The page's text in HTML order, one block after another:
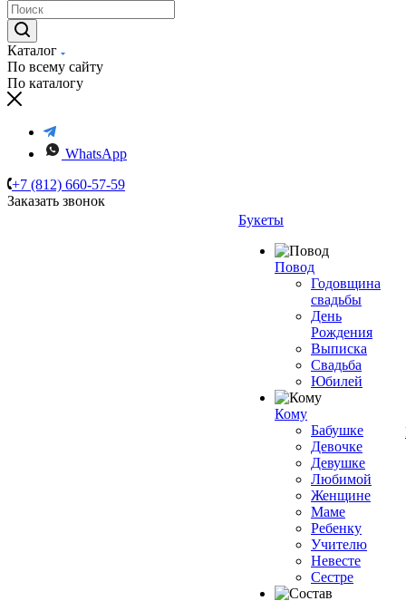
Каталог
По всему сайту
По каталогу
WhatsApp
+7 (812) 660-57-59
Заказать звонок
Букеты
Повод
Годовщина
свадьбы
День
Рождения
Выписка
Свадьба
Юбилей
Кому
Бабушке
Девочке
Девушке
Любимой
Женщине
Маме
Ребенку
Учителю
Невесте
Сестре